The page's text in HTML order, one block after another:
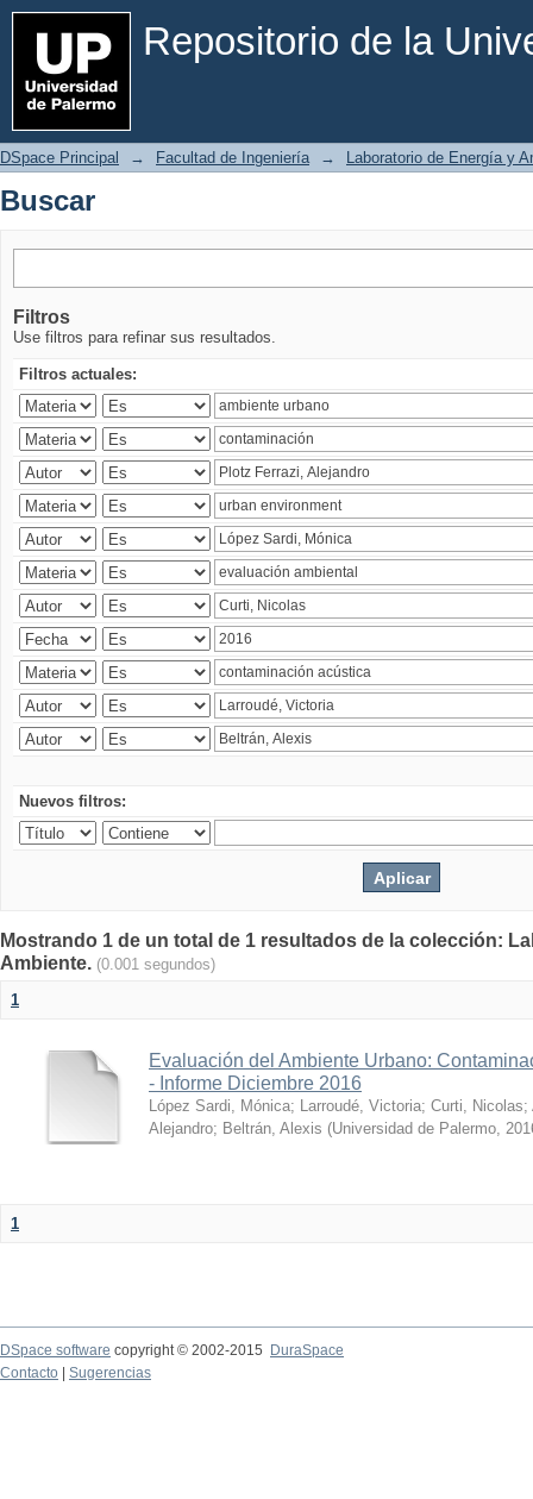
Repositorio de la
Buscar
DSpace Principal → Facultad de Ingeniería → Laboratorio de Energía y
Buscar
Filtros
Use filtros para refinar sus resultados.
Filtros actuales:
Nuevos filtros:
Mostrando 1 de un total de 1 resultados de la colección:
Ambiente. (0.001 segundos)
1
Evaluación del Ambiente Urbano:
- Informe Diciembre 2016
López Sardi, Mónica; Larroudé, Victoria; Curti, Nicolas;
Alejandro; Beltrán, Alexis (Universidad de Palermo,
1
DSpace software copyright © 2002-2015
DuraSpace
Contacto
Sugerencias